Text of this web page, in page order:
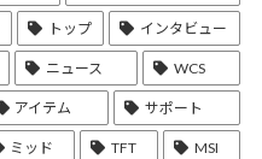
トップ インタビュー
ニュース WCS
アイテム サポート
ミッド TFT MSI